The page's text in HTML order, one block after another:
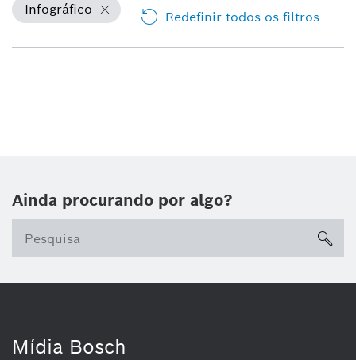
Infográfico Redefinir todos os filtros
Ainda procurando por algo?
Mídia Bosch